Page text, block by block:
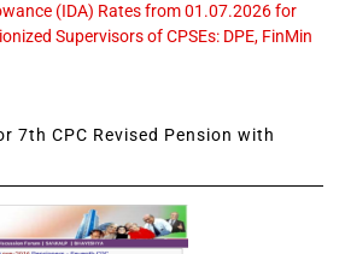
(IDA) Rates from 01.07.2026 for
Supervisors of CPSEs: DPE, FinMin
7th CPC Revised Pension with